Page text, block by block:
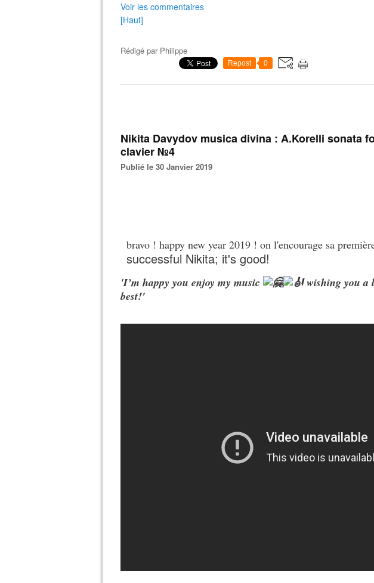
Voir les commentaires
[Haut]
Rédigé par Philippe
Repost 0
Nikita Davydov musica divina : A.Korelli sonata
clavier №4
Publié le 30 Janvier 2019
bravo ! happy new year 2019 ! on l'encourage sa
successful Nikita; it's good!
'I’m happy you enjoy my music
wishing you a
best!'